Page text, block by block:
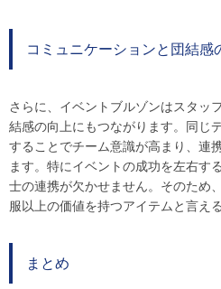
コミュニケーションと団結感
さらに、イベントブルゾンはスタッ
結感の向上にもつながります。同じ
することでチーム意識が高まり、連
ます。特にイベントの成功を左右す
士の連携が欠かせません。そのため
服以上の価値を持つアイテムと言え
まとめ